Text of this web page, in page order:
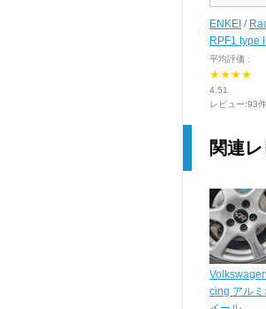
ENKEI /
RPF1 type
平均評価 :
★★★★
4.51
レビュー:93件
関連
cing アルミ